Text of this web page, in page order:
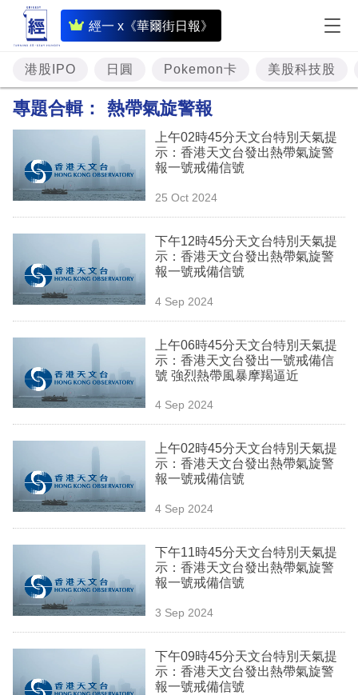
經一 x《華爾街日報》
即
時
財
經
題
投
資
樓
理
業
科
技
職
場
生
事
欄
訂
港股IPO 日圓 Pokemon卡 美股科技股
專題合輯： 熱帶氣旋警報
上午02時45分天文台特別天氣提
示：香港天文台發出熱帶氣旋警
報一號戒備信號
25 Oct 2024
下午12時45分天文台特別天氣提
示：香港天文台發出熱帶氣旋警
報一號戒備信號
4 Sep 2024
上午06時45分天文台特別天氣提
示：香港天文台發出一號戒備信
號 強烈熱帶風暴摩羯逼近
4 Sep 2024
上午02時45分天文台特別天氣提
示：香港天文台發出熱帶氣旋警
報一號戒備信號
4 Sep 2024
下午11時45分天文台特別天氣提
示：香港天文台發出熱帶氣旋警
報一號戒備信號
3 Sep 2024
下午09時45分天文台特別天氣提
示：香港天文台發出熱帶氣旋警
報一號戒備信號